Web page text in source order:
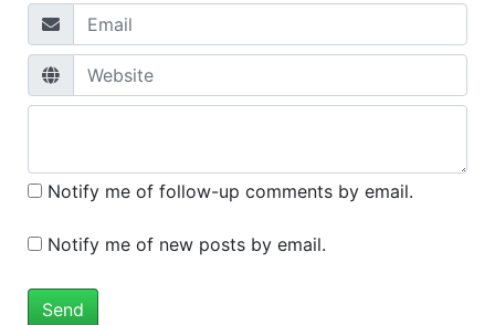
Notify me of follow-up comments by email.
Notify me of new posts by email.